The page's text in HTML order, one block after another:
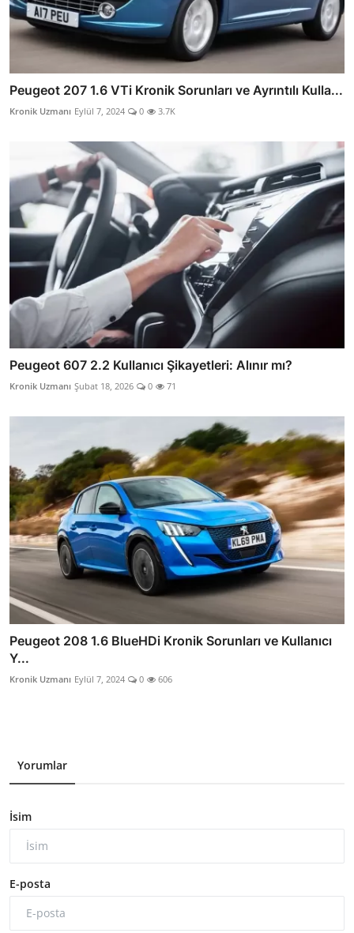
Peugeot 207 1.6 VTi Kronik Sorunları ve Ayrıntılı Kulla...
Kronik Uzmanı Eylül 7, 2024 0 3.7K
Peugeot 607 2.2 Kullanıcı Şikayetleri: Alınır mı?
Kronik Uzmanı Şubat 18, 2026 0 71
Peugeot 208 1.6 BlueHDi Kronik Sorunları ve Kullanıcı
Y...
Kronik Uzmanı Eylül 7, 2024 0 606
Yorumlar
İsim
E-posta